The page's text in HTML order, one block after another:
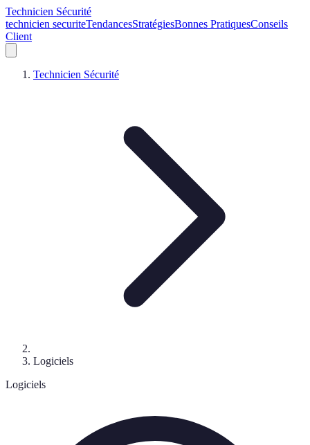
Technicien Sécurité
technicien securiteTendancesStratégiesBonnes PratiquesConseils
Client
Technicien Sécurité
Logiciels
Logiciels